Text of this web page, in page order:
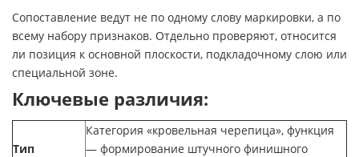
Сопоставление ведут не по одному слову маркировки, а по
всему набору признаков. Отдельно проверяют, относится
ли позиция к основной плоскости, подкладочному слою или
специальной зоне.
Ключевые различия:
Тип
Категория «кровельная черепица», функция
— формирование штучного финишного